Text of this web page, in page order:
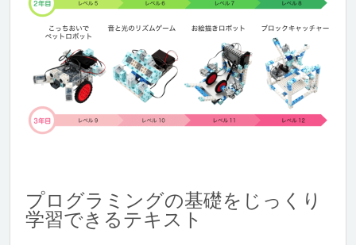
プログラミングの基礎をじっくり
学習できるテキスト